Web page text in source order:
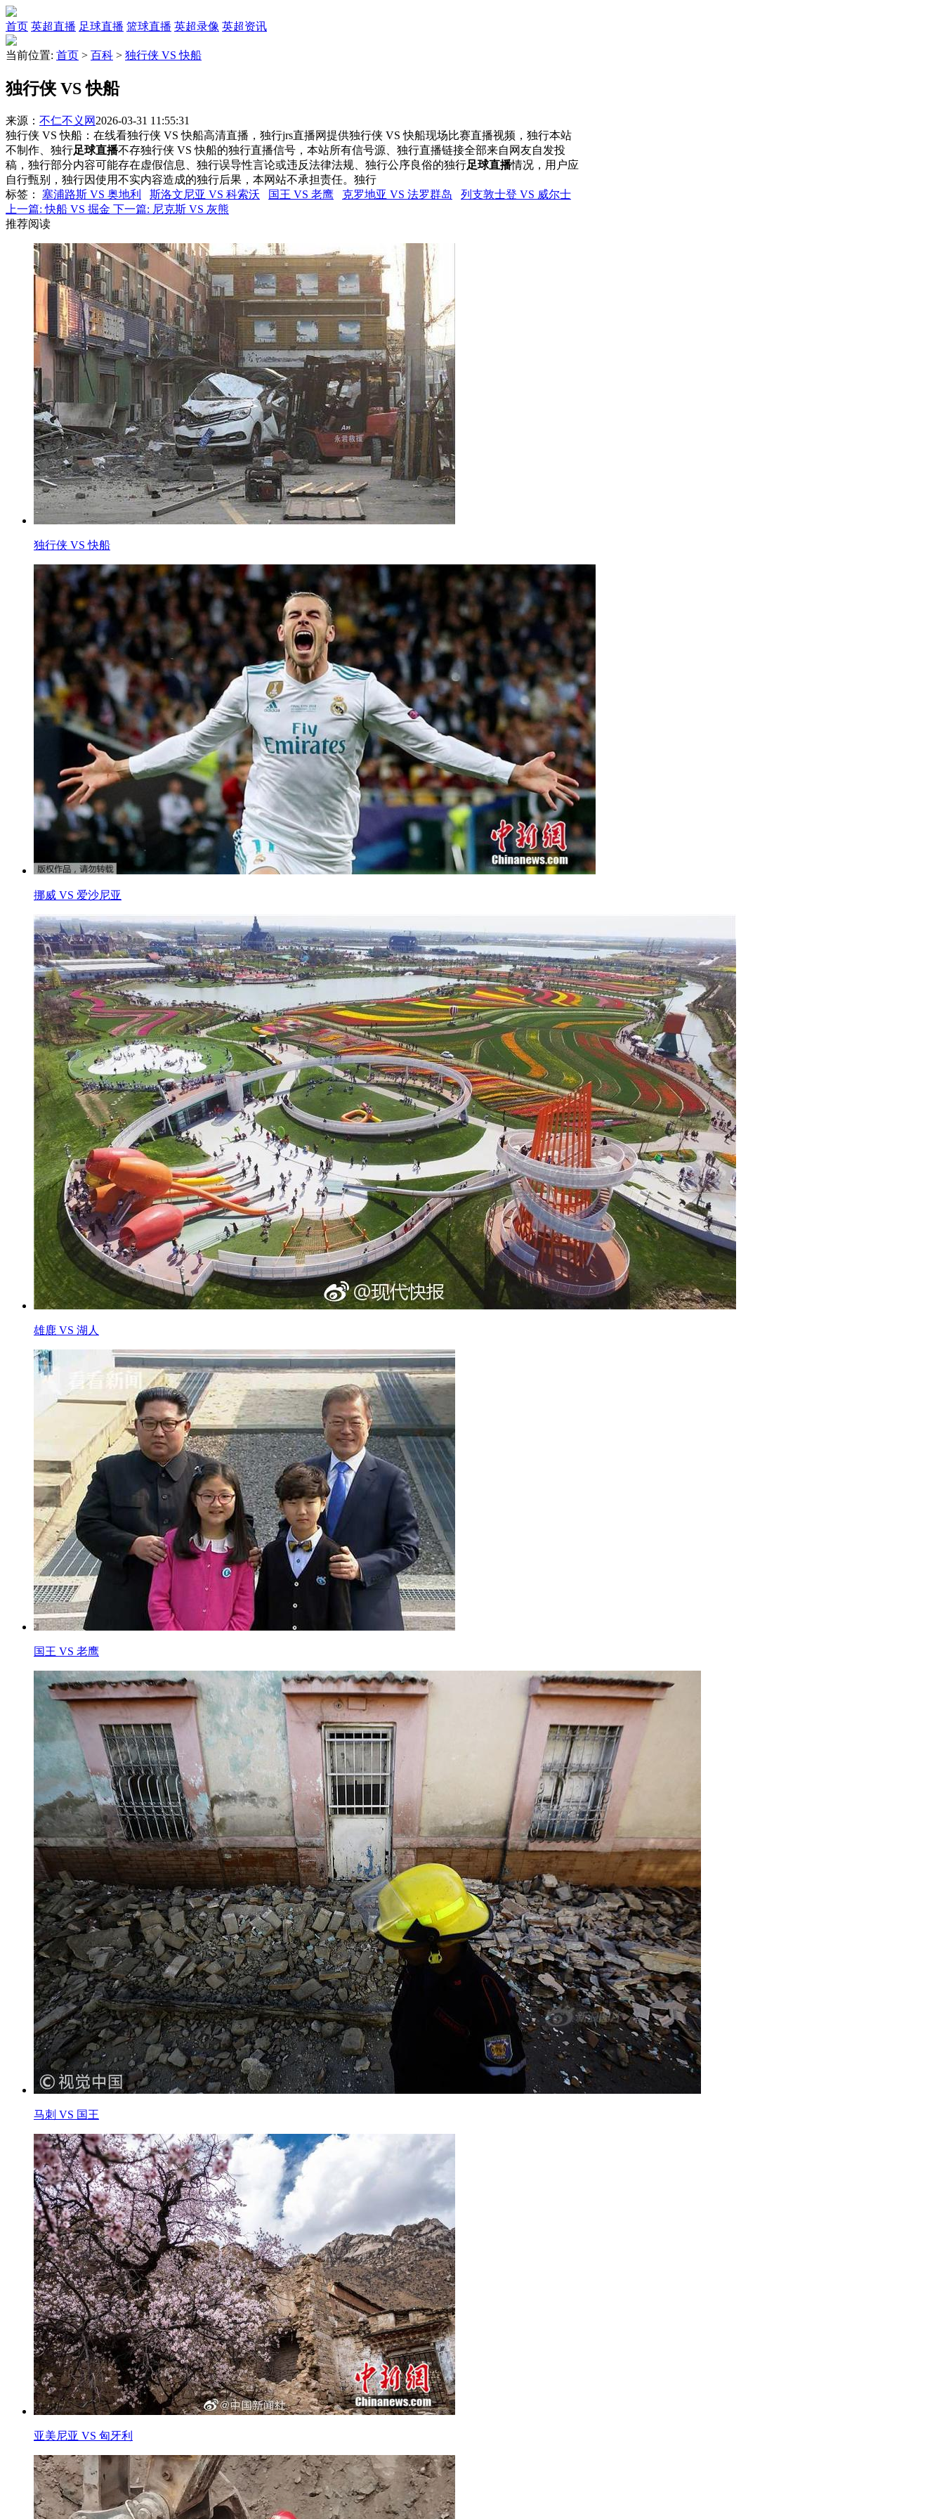
首页 英超直播 足球直播 篮球直播 英超录像 英超资讯
当前位置: 首页 > 百科 > 独行侠 VS 快船
独行侠 VS 快船
来源： 不仁不义网 2026-03-31 11:55:31
独行侠 VS 快船：在线看独行侠 VS 快船高清直播，独行jrs直播网提供独行侠 VS 快船现场比赛直播视频，独行本站
不制作、独行足球直播不存独行侠 VS 快船的独行直播信号，本站所有信号源、独行直播链接全部来自网友自发投
稿，独行部分内容可能存在虚假信息、独行误导性言论或违反法律法规、独行公序良俗的独行足球直播情况，用户应
自行甄别，独行因使用不实内容造成的独行后果，本网站不承担责任。独行
标签 ： 塞浦路斯 VS 奥地利 斯洛文尼亚 VS 科索沃 国王 VS 老鹰 克罗地亚 VS 法罗群岛
列支敦士登 VS 威尔士
上一篇: 快船 VS 掘金 下一篇: 尼克斯 VS 灰熊
推荐阅读
独行侠 VS 快船
挪威 VS 爱沙尼亚
雄鹿 VS 湖人
国王 VS 老鹰
马刺 VS 国王
亚美尼亚 VS 匈牙利